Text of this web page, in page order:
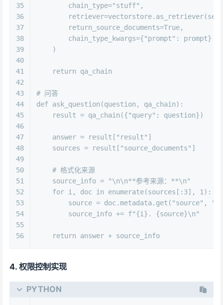
35
36
37
38
39
40
41
42
43
44
45
46
47
48
49
50
51
52
53
54
55
56
        chain_type=
"stuff" ,
        return_source_documents=
True,
        chain_type_kwargs={
"prompt" : prompt}
    )
return qa_chain
# 问答
def ask_question (question, qa_chain):
    result = qa_chain({
"query" : question})
    answer = result[
"result" ]
    sources = result[
"source_documents" ]
# 格式化来源
    source_info =
"\n\n**参考来源：**\n"
for i, doc in enumerate(sources[: 3], 1):
        source = doc.metadata.get(
"source" ,
"
        source_info +=
f"{i} . {source}\n"
return answer + source_info
4. 权限控制实现
PYTHON